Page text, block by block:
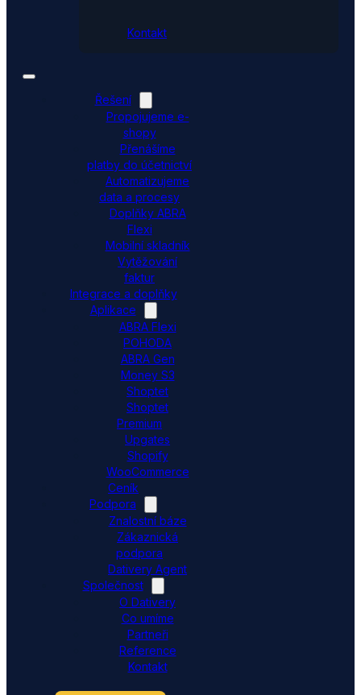
Kontakt
Řešení
Propojujeme e-
shopy
Přenášíme
platby do účetnictví
Automatizujeme
data a procesy
Doplňky ABRA
Flexi
Mobilní skladník
Vytěžování
faktur
Integrace a doplňky
Aplikace
ABRA Flexi
POHODA
ABRA Gen
Money S3
Shoptet
Shoptet
Premium
Upgates
Shopify
WooCommerce
Ceník
Podpora
Znalostní báze
Zákaznická
podpora
Dativery Agent
Společnost
O Dativery
Co umíme
Partneři
Reference
Kontakt